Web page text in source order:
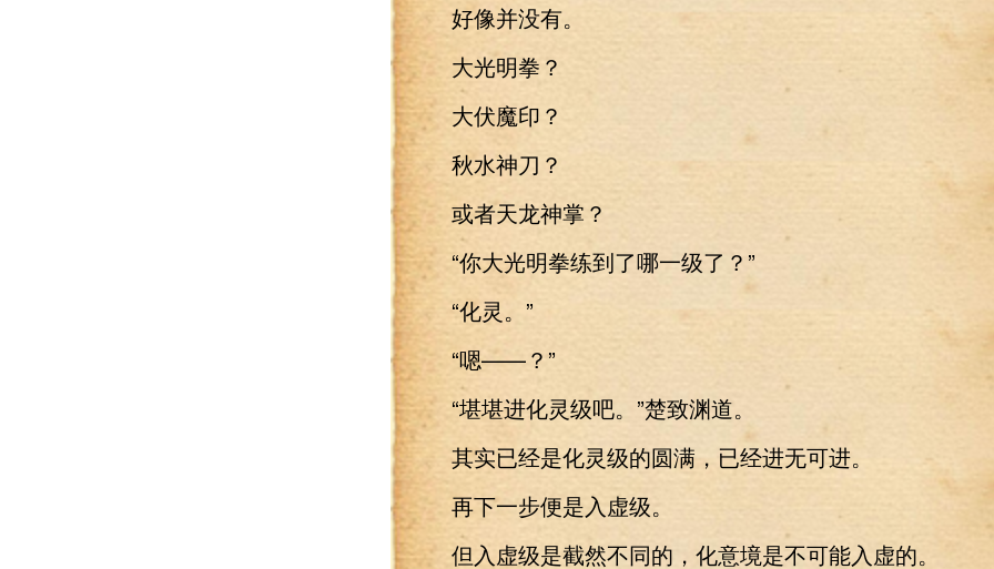
好像并没有。
大光明拳？
大伏魔印？
秋水神刀？
或者天龙神掌？
“你大光明拳练到了哪一级了？”
“化灵。”
“嗯——？”
“堪堪进化灵级吧。”楚致渊道。
其实已经是化灵级的圆满，已经进无可进。
再下一步便是入虚级。
但入虚级是截然不同的，化意境是不可能入虚的。